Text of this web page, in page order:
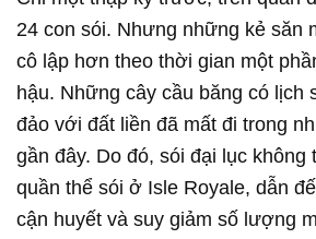
24 con sói. Nhưng những kẻ săn
cô lập hơn theo thời gian một
hậu. Những cây cầu băng có lịch
đảo với đất liền đã mất đi trong
gần đây. Do đó, sói đại lục không
quần thể sói ở Isle Royale, dẫn
cận huyết và suy giảm số lượng